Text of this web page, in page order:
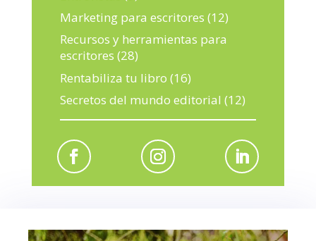
Marketing para escritores (12)
Recursos y herramientas para
escritores (28)
Rentabiliza tu libro (16)
Secretos del mundo editorial (12)